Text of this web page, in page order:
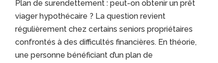
Plan de surendettement : peut-on obtenir un prêt
viager hypothécaire ? La question revient
régulièrement chez certains seniors propriétaires
confrontés à des difficultés financières. En théorie,
une personne bénéficiant d’un plan de